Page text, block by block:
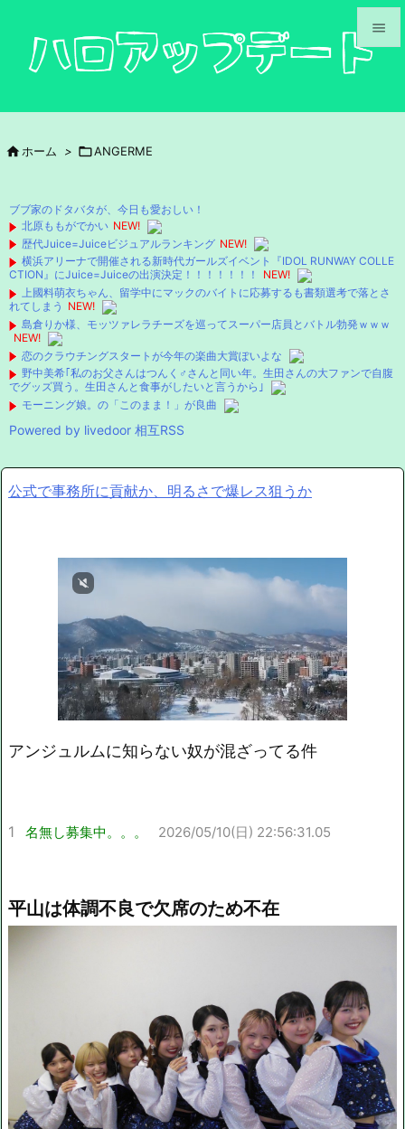



検索
 ホーム > ANGERME
ブブ家のドタバタが、今日も愛おしい！
北原ももがでかい NEW!
歴代Juice=Juiceビジュアルランキング NEW!
横浜アリーナで開催される新時代ガールズイベント『IDOL RUNWAY COLLE
CTION』にJuice=Juiceの出演決定！！！！！！！
NEW!
上國料萌衣ちゃん、留学中にマックのバイトに応募するも書類選考で落とさ
れてしまう NEW!
島倉りか様、モッツァレラチーズを巡ってスーパー店員とバトル勃発ｗｗｗ
NEW!
恋のクラウチングスタートが今年の楽曲大賞ぽいよな
野中美希｢私のお父さんはつんく♂さんと同い年。生田さんの大ファンで自腹
でグッズ買う。生田さんと食事がしたいと言うから｣
モーニング娘。の「このまま！」が良曲
Powered by livedoor 相互RSS
公式で事務所に貢献か、明るさで爆レス狙うか
アンジュルムに知らない奴が混ざってる件
1 名無し募集中。。。 2026/05/10(日) 22:56:31.05
平山は体調不良で欠席のため不在